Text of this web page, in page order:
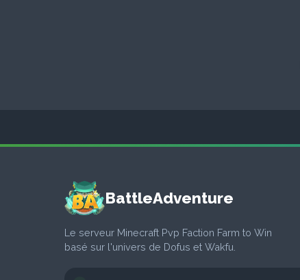
BattleAdventure
Le serveur Minecraft Pvp Faction Farm to Win
basé sur l'univers de Dofus et Wakfu.